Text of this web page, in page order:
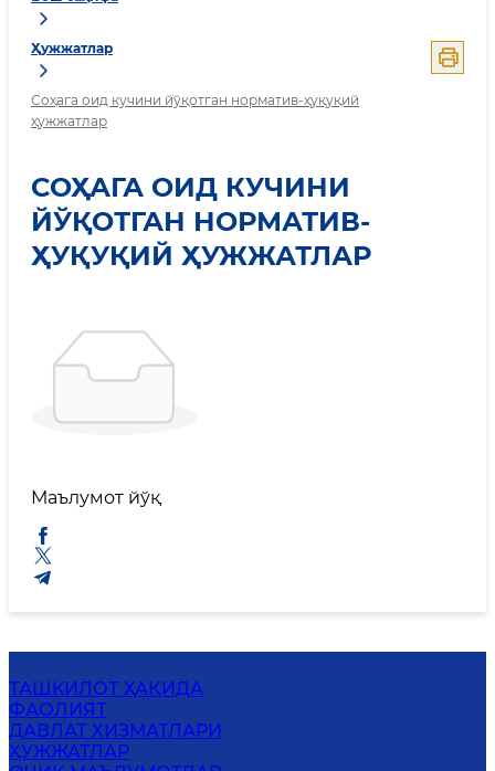
Ҳужжатлар
Соҳага оид кучини йўқотган норматив-ҳуқуқий
ҳужжатлар
СОҲАГА ОИД КУЧИНИ
ЙЎҚОТГАН НОРМАТИВ-
ҲУҚУҚИЙ ҲУЖЖАТЛАР
Маълумот йўқ
ТАШКИЛОТ ҲАҚИДА
ФАОЛИЯТ
ДАВЛАТ ХИЗМАТЛАРИ
ҲУЖЖАТЛАР